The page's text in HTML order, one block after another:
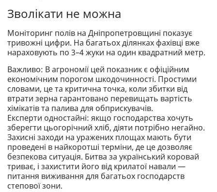
Зволікати не можна
Моніторинг полів на Дніпропетровщині показує
тривожні цифри. На багатьох ділянках фахівці вже
нараховують по 3–4 жуки на один квадратний метр.
Важливо: В агрономії цей показник є офіційним
економічним порогом шкодочинності. Простими
словами, це та критична точка, коли збитки від
втрати зерна гарантовано перевищать вартість
хімікатів та палива для обприскувачів.
Експерти одностайні: якщо господарства хочуть
зберегти цьогорічний хліб, діяти потрібно негайно.
Захисні заходи на уражених площах мають бути
проведені в найкоротші терміни, де це дозволяє
безпекова ситуація. Битва за український коровай
триває, і захистити його від крилатої навали —
питання виживання для багатьох господарств
степової зони.